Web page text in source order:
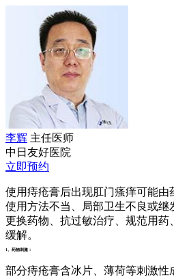
李辉 主任医师
中日友好医院
立即预约
使用痔疮膏后出现肛门瘙痒可能由
使用方法不当、局部卫生不良或继
更换药物、抗过敏治疗、规范用
缓解。
1、药物刺激：
部分痔疮膏含冰片、薄荷等刺激性